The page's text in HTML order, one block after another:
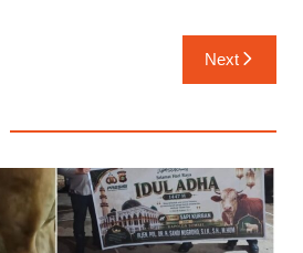
Next